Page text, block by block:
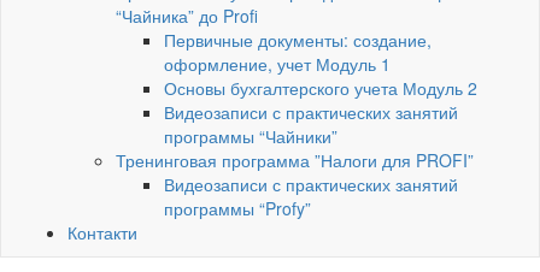
“Чайника” до Profi
Первичные документы: создание,
оформление, учет Модуль 1
Основы бухгалтерского учета Модуль 2
Видеозаписи с практических занятий
программы “Чайники”
Тренинговая программа ”Налоги для PROFI”
Видеозаписи с практических занятий
программы “Profy”
Контакти